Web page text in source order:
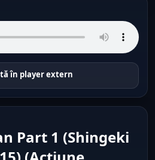
în player extern
Part 1 (Shingeki